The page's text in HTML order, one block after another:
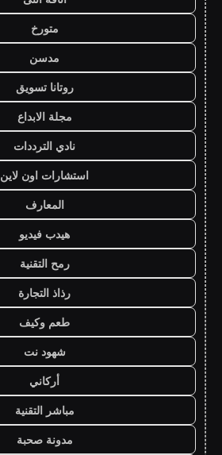
متورخ
مدسن
روتانا تسويق
مجلة الابداع
نادي الترددات
استشارات اون لاين
المعارف
هيدب فيديو
رمح التقنية
رذاذ التجارة
طعم وكيف
شهود نت
أركاني
مباشر التقنية
مدونة صحبة